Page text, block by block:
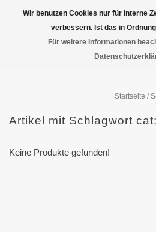
Startseite /
Artikel mit Schlagwort
Keine Produkte gefunden!
Wir benutzen Cookies nur für interne
verbessern. Ist das in
Für weitere Informationen